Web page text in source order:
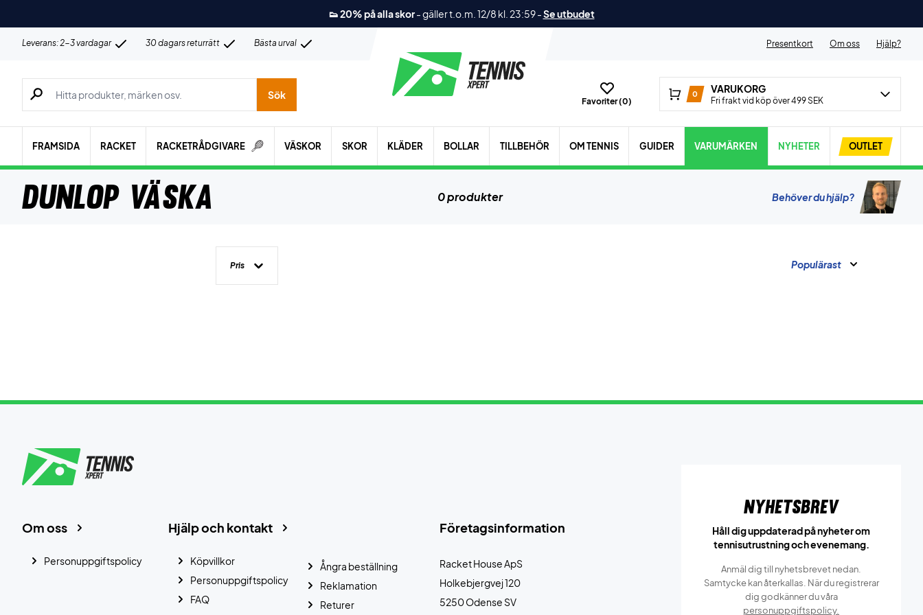
👟 20% på alla skor-gäller t.o.m. 12/8 kl. 23:59-Se utbudet
Leverans: 2-3 vardagar 30 dagars returrätt Bästa urval Presentkort Om oss Hjälp?
Sök efter produkter, märken osv.
Sök
Favoriter (0)
0 VARUKORG
Fri frakt vid köp över 499 SEK
FRAMSIDA RACKET RACKETRÅDGIVARE VÄSKOR SKOR KLÄDER BOLLAR TILLBEHÖR OM TENNIS GUIDER VARUMÄRKEN NYHETER OUTLET
Dunlop Väska 0 produkter Behöver du hjälp?
Pris Populärast
Företagsinformation
Racket House ApS
Holkebjergvej 120
5250 Odense SV
Hjälp och kontakt
Köpvillkor
Personuppgiftspolicy
FAQ
Ångra beställning
Reklamation
Returer
Om oss
Personuppgiftspolicy
Nyhetsbrev
Håll dig uppdaterad på nyheter om
tennisutrustning och evenemang.
Anmäl dig till nyhetsbrevet nedan.
Samtycke kan återkallas. När du registrerar
dig godkänner du våra
personuppgiftspolicy.